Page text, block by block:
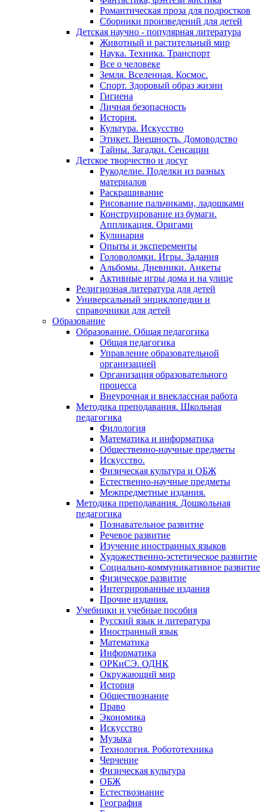
Романтическая проза для подростков
Сборники произведений для детей
Детская научно - популярная литература
Животный и растительный мир
Наука. Техника. Транспорт
Все о человеке
Земля. Вселенная. Космос.
Спорт. Здоровый образ жизни
Гигиена
Личная безопасность
История.
Культура. Искусство
Этикет. Внешность. Домоводство
Тайны. Загадки. Сенсации
Детское творчество и досуг
Рукоделие. Поделки из разных
материалов
Раскрашивание
Рисование пальчиками, ладошками
Конструирование из бумаги.
Аппликация. Оригами
Кулинария
Опыты и эксперементы
Головоломки. Игры. Задания
Альбомы. Дневники. Анкеты
Активные игры дома и на улице
Религиозная литература для детей
Универсальный энциклопедии и
справочники для детей
Образование
Образование. Общая педагогика
Общая педагогика
Управление образовательной
организацией
Организация образовательного
процесса
Внеурочная и внеклассная работа
Методика преподавания. Школьная
педагогика
Филология
Математика и информатика
Общественно-научные предметы
Искусство.
Физическая культура и ОБЖ
Естественно-научные предметы
Межпредметные издания.
Методика преподавания. Дошкольная
педагогика
Познавательное развитие
Речевое развитие
Изучение иностранных языков
Художественно-эстетическое развитие
Социально-коммуникативное развитие
Физическое развитие
Интегрированные издания
Прочие издания.
Учебники и учебные пособия
Русский язык и литература
Иностранный язык
Математика
Информатика
ОРКиСЭ. ОДНК
Окружающий мир
История
Обществознание
Право
Экономика
Искусство
Музыка
Технология. Робототехника
Черчение
Физическая культура
ОБЖ
Естествознание
География